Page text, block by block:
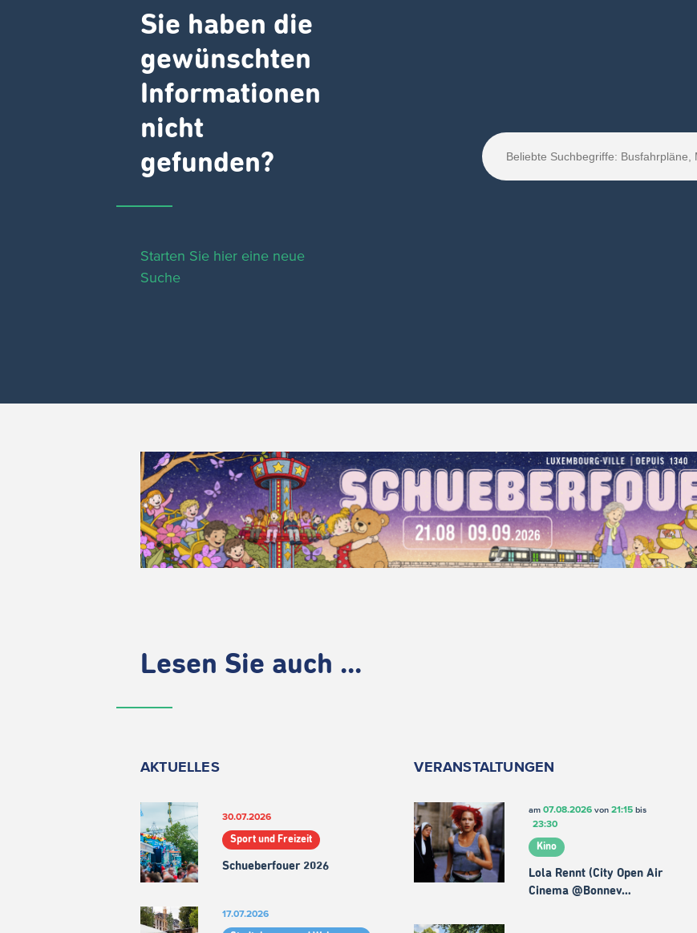
Sie haben die
gewünschten
Informationen
nicht
gefunden?
Starten Sie hier eine neue
Suche
Lesen Sie auch ...
AKTUELLES
30.07.2026
Sport und Freizeit
Schueberfouer 2026
17.07.2026
VERANSTALTUNGEN
am 07.08.2026von 21:15bis
23:30
Kino
Lola Rennt (City Open Air
Cinema @Bonnev…